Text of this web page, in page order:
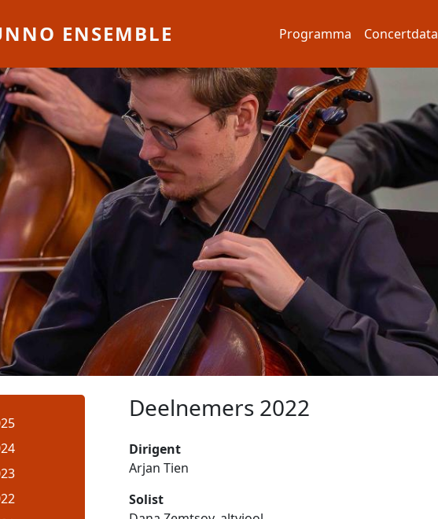
ENSEMBLE Hoofdnavigatie
Programma Concertdata
Deelnemers 2022
Dirigent
Arjan Tien
Solist